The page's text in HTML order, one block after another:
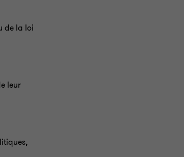
de la loi
leur